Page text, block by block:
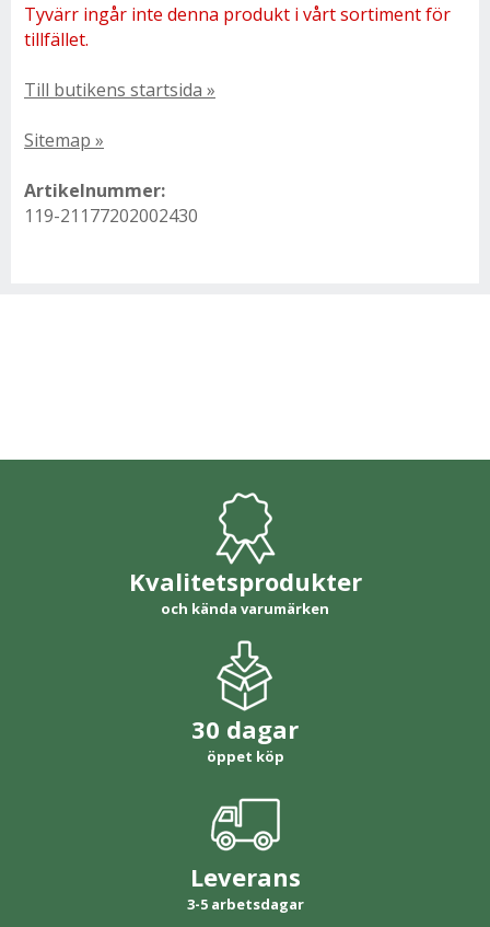
Tyvärr ingår inte denna produkt i vårt sortiment för
tillfället.
Till butikens startsida »
Sitemap »
Artikelnummer:
119-21177202002430
Kvalitetsprodukter
och kända varumärken
30 dagar
öppet köp
Leverans
3-5 arbetsdagar